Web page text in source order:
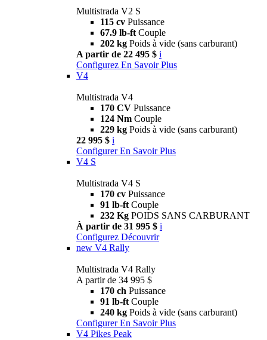
Multistrada V2 S
115 cv Puissance
67.9 lb-ft Couple
202 kg Poids à vide (sans carburant)
A partir de 22 495 $ i
Configurez En Savoir Plus
V4
Multistrada V4
170 CV Puissance
124 Nm Couple
229 kg Poids à vide (sans carburant)
22 995 $ i
Configurer En Savoir Plus
V4 S
Multistrada V4 S
170 cv Puissance
91 lb-ft Couple
232 Kg POIDS SANS CARBURANT
À partir de 31 995 $ i
Configurez Découvrir
new V4 Rally
Multistrada V4 Rally
A partir de 34 995 $
170 ch Puissance
91 lb-ft Couple
240 kg Poids à vide (sans carburant)
Configurer En Savoir Plus
V4 Pikes Peak